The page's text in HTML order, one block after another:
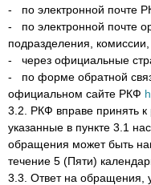
- по электронной почте
- по электронной почте
подразделения,
- через официальные
- по форме обратной
официальном сайте РКФ
3.2. РКФ вправе принять
указанные в пункте 3.1
обращения может быть
течение 5 (Пяти)
3.3. Ответ на обращения,